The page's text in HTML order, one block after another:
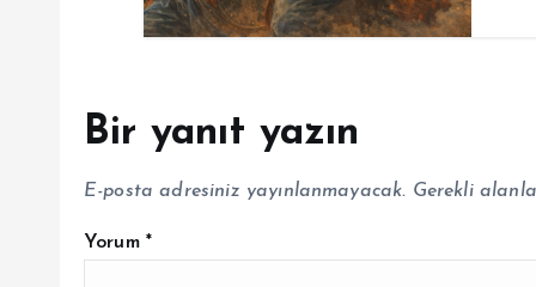
Bir yanıt yazın
E-posta adresiniz yayınlanmayacak. Gerekli
Yorum *